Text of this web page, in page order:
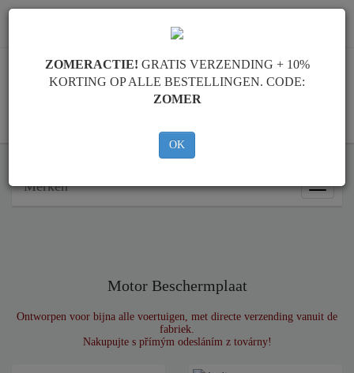
info@motorbeschermplaat.com
Merken
Merken
Motor Beschermplaat
Ontworpen voor bijna alle voertuigen, met directe verzending vanuit de
fabriek.
Nakupujte s přímým odesláním z továrny!
ZOMERACTIE! GRATIS VERZENDING + 10%
KORTING OP ALLE BESTELLINGEN. CODE:
ZOMER
OK